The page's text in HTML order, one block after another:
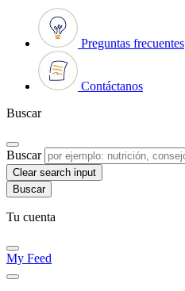
Preguntas frecuentes
Contáctanos
Buscar
Buscar
Clear search input
Tu cuenta
My Feed